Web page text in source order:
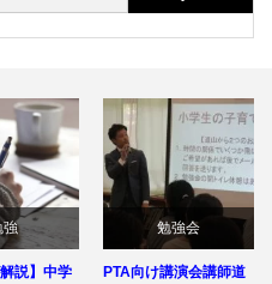
PTA向け講演会講師道 過去に行